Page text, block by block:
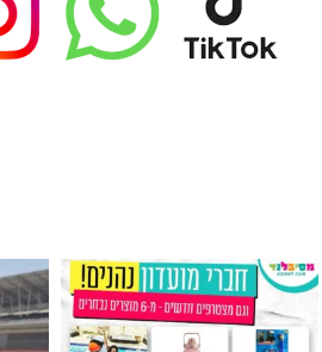
מין העובר רק במסיבלנד !! קיים
כוס נירוסטה ענקית